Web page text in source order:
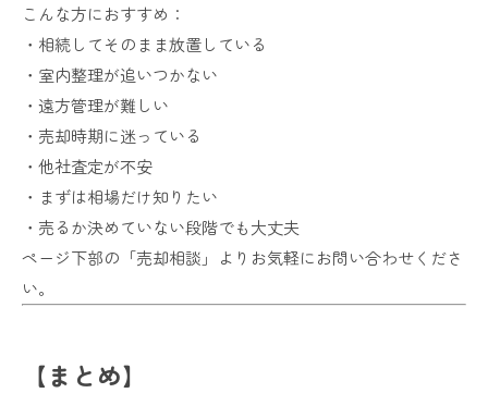
こんな方におすすめ：
・相続してそのまま放置している
・室内整理が追いつかない
・遠方管理が難しい
・売却時期に迷っている
・他社査定が不安
・まずは相場だけ知りたい
・売るか決めていない段階でも大丈夫
ページ下部の「売却相談」よりお気軽にお問い合わせくださ
い。
【まとめ】